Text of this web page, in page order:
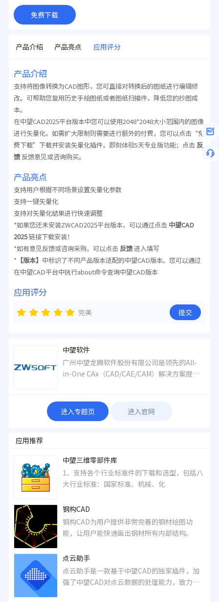
免费下载
产品介绍 产品亮点 应用评分
产品介绍
支持将图像转换为CAD图形，您可直接对转换后的图纸进行编辑修
改。可帮助您复用历史手绘图纸或者图纸扫描件，降低您的抄图成
本。
在中望CAD2025平台版本中您可以使用2048*2048大小范围内的图像
进行矢量化，如需扩大限制则需要进行额外的付费，您可以点击“免
费下载”下载并安装矢量化插件，即刻体验5天专业版功能；点击 反
馈反馈意见或咨询购买。
产品亮点
支持用户根据不同场景设置矢量化参数
支持一键矢量化
支持对矢量化结果进行快速调整
*如果您还未安装ZWCAD2025平台版本，可以通过点击 中望CAD
2025链接下载安装！
*如有意见反馈或咨询采购，可以点击 反馈进入填写
* 【版本】 中标识了不同产品版本适配的中望CAD版本。您可以通过
在中望CAD平台中执行about命令查询中望CAD版本
应用评分
完美 提交
中望软件
广州中望龙腾软件股份有限公司是领先的All-
in-One CAx（CAD/CAE/CAM）解决方案提供
件超过20年，建立了以“自主二维CAD、三维
CAD/CAM、流体/结构/电磁等多学科仿真”为
进入专题页 进入官网
应用推荐
中望三维零部件库
1、支持各个行业标准件的下载和选型，包括八
大行业标准：国家标准、机械、化
钢构CAD
钢构CAD为用户提供非常完善的钢材绘图功
能，让用户能快速画出钢材所有内部结构。
点云助手
点云助手是一款基于中望CAD的独家插件，加
强了中望CAD对点云数据的处理能力，致力于